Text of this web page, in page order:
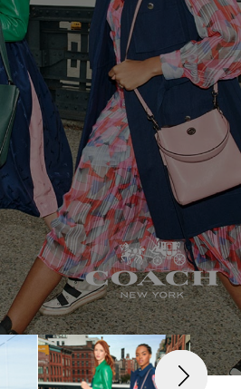
أعمالنا
الوظائف
Top
الأخبار
والأحداث
أمبر
تواصل
معنا
Help
سياسة
الإسترجاع